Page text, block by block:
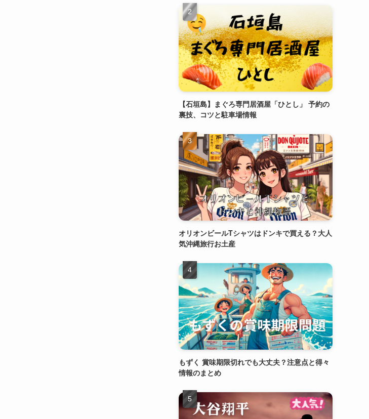
【石垣島】まぐろ専門居酒屋「ひとし」 予約の
裏技、コツと駐車場情報
オリオンビールTシャツはドンキで買える？大人
気沖縄旅行お土産
もずく 賞味期限切れでも大丈夫？注意点と得々
情報のまとめ